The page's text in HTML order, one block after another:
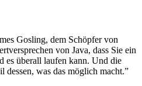
Gosling, dem Schöpfer von
von Java, dass Sie ein
es überall laufen kann. Und die
dessen, was das möglich macht.”